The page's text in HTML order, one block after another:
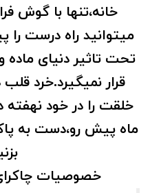
خانه،تنها با گوش
میتوانید راه درست را
تحت تاثیر دنیای
قرار نمیگیرد.خرد
خلقت را در خود نهفته
ماه پیش رو،دست به
خصوصیات چاکرای